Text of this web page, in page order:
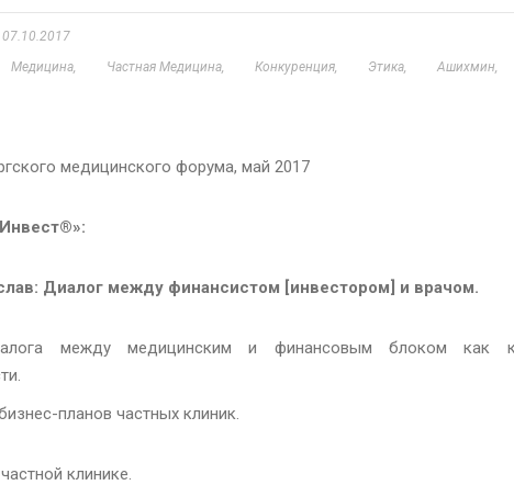
07.10.2017
Медицина Частная Медицина Конкуренция Этика Ашихмин
медицинского форума, май 2017
Диалог между финансистом [инвестором] и врачом.
между медицинским и финансовым блоком как
планов частных клиник.
клинике.